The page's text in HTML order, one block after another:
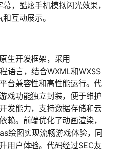
，酷炫手机模拟闪光效果，
互动展示。
生开发框架，采用
语言，结合WXML和WXSS
台兼容性和高性能运行。代
戏功能独立封装，便于维护
发能力，支持数据存储和云
赖。前端优化了动画渲染，
绘图实现流畅游戏体验，同
用户体验。代码经过SEO友